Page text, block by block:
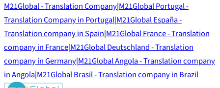
M21Global - Translation Company|M21Global Portugal -
Translation Company in Portugal|M21Global España -
Translation company in Spain|M21Global France - Translation
company in France|M21Global Deutschland - Translation
company in Germany|M21Global Angola - Translation company
in Angola|M21Global Brasil - Translation company in Brazil